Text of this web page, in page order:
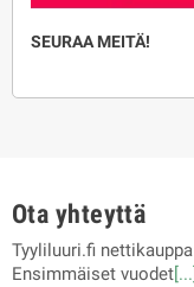
SEURAA MEITÄ!
Ota yhteyttä
Tyyliluuri.fi
Ensimmäiset vuodet [...]